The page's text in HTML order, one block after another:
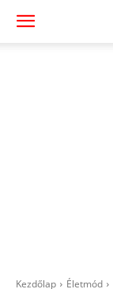
Kezdőlap Életmód